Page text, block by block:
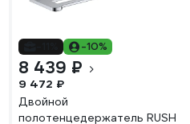
-10%
8 439 ₽
9 472 ₽
Двойной
полотенцедержатель RUSH